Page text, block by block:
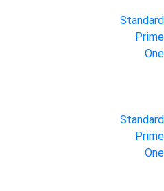
Standard
Prime
One
Standard
Prime
One